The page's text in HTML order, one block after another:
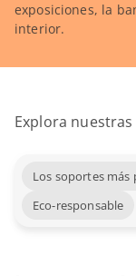
exposiciones, la
interior.
Explora nuestras
Los soportes más
Eco-responsable